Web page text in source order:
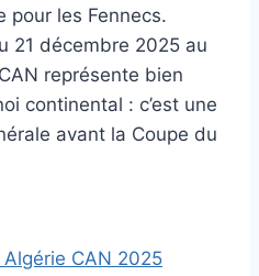
pour les Fennecs.
21 décembre 2025 au
représente bien
continental : c’est une
avant la Coupe du
CAN 2025